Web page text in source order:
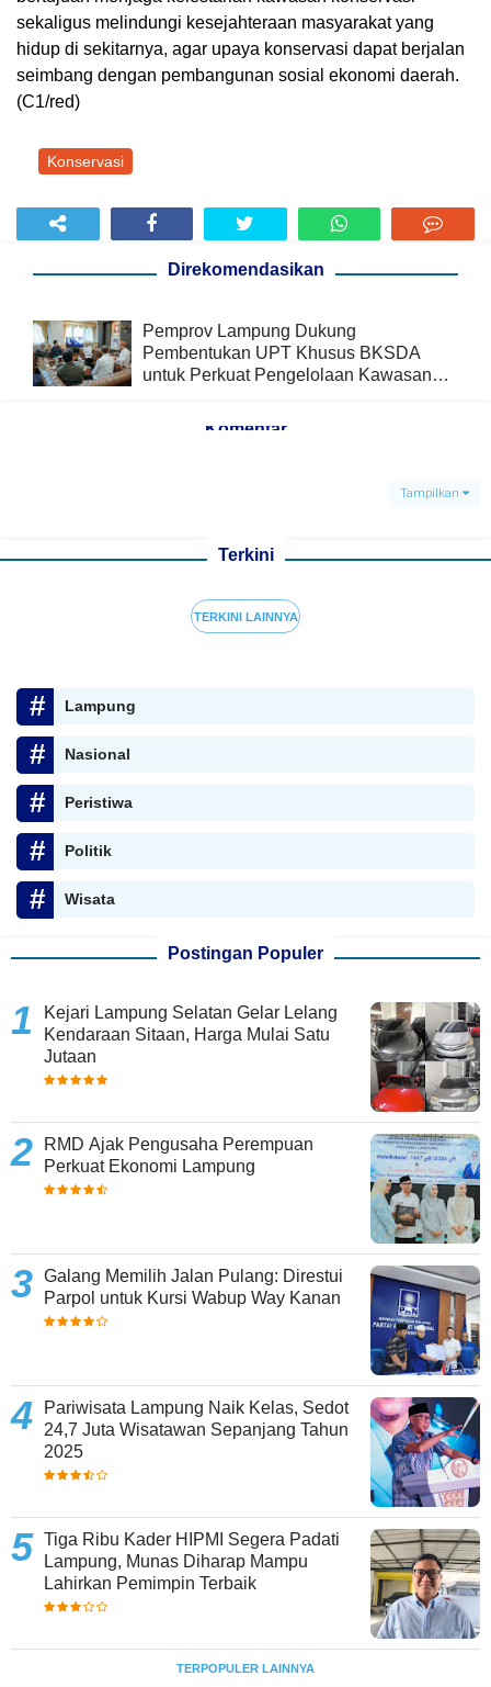
sekaligus melindungi kesejahteraan masyarakat yang
hidup di sekitarnya, agar upaya konservasi dapat berjalan
seimbang dengan pembangunan sosial ekonomi daerah.
(C1/red)
Konservasi
Direkomendasikan
Pemprov Lampung Dukung
Pembentukan UPT Khusus BKSDA
untuk Perkuat Pengelolaan Kawasan
Komentar
Tampilkan
Terkini
TERKINI LAINNYA
Lampung
Nasional
Peristiwa
Politik
Wisata
Postingan Populer
Kejari Lampung Selatan Gelar Lelang
Kendaraan Sitaan, Harga Mulai Satu
Jutaan
RMD Ajak Pengusaha Perempuan
Perkuat Ekonomi Lampung
Galang Memilih Jalan Pulang: Direstui
Parpol untuk Kursi Wabup Way Kanan
Pariwisata Lampung Naik Kelas, Sedot
24,7 Juta Wisatawan Sepanjang Tahun
2025
Tiga Ribu Kader HIPMI Segera Padati
Lampung, Munas Diharap Mampu
Lahirkan Pemimpin Terbaik
TERPOPULER LAINNYA